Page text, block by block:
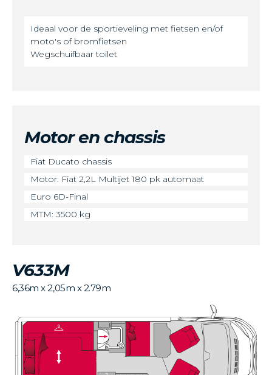
Ideaal voor de sportieveling met fietsen en/of
moto's of bromfietsen
Wegschuifbaar toilet
Motor en chassis
Fiat Ducato chassis
Motor: Fiat 2,2L Multijet 180 pk automaat
Euro 6D-Final
MTM: 3500 kg
V633M
6,36m x 2,05m x 2.79m